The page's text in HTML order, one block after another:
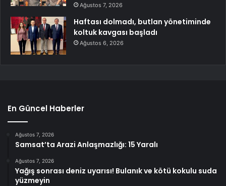
Ağustos 7, 2026
Haftası dolmadı, butlan yönetiminde
koltuk kavgası başladı
Ağustos 6, 2026
En Güncel Haberler
Ağustos 7, 2026
Samsat’ta Arazi Anlaşmazlığı: 15 Yaralı
Ağustos 7, 2026
Yağış sonrası deniz uyarısı! Bulanık ve kötü kokulu suda
yüzmeyin